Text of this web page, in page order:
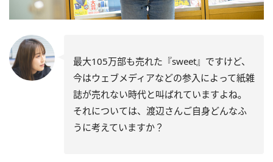
最大105万部も売れた『sweet』ですけど、
今はウェブメディアなどの参入によって紙雑
誌が売れない時代と叫ばれていますよね。
それについては、渡辺さんご自身どんなふ
うに考えていますか？